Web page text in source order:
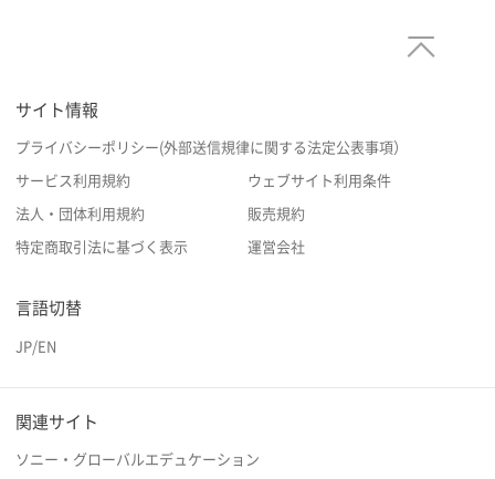
サイト情報
プライバシーポリシー(外部送信規律に関する法定公表事項）
サービス利用規約 ウェブサイト利用条件
法人・団体利用規約 販売規約
特定商取引法に基づく表示 運営会社
言語切替
JP/EN
関連サイト
ソニー・グローバルエデュケーション